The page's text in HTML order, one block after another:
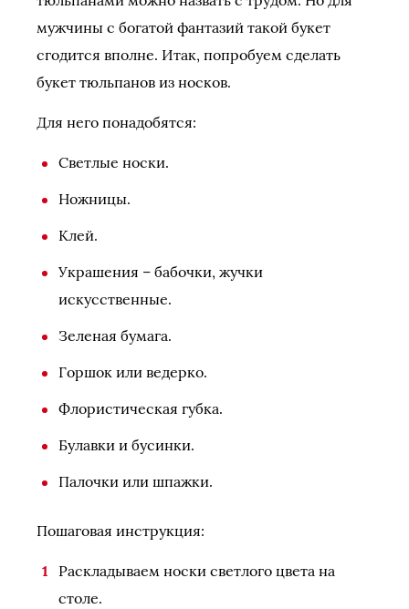
мужчины с богатой фантазий такой букет
сгодится вполне. Итак, попробуем сделать
букет тюльпанов из носков.
Для него понадобятся:
Светлые носки.
Ножницы.
Клей.
Украшения – бабочки, жучки
искусственные.
Зеленая бумага.
Горшок или ведерко.
Флористическая губка.
Булавки и бусинки.
Палочки или шпажки.
Пошаговая инструкция:
Раскладываем носки светлого цвета на
столе.